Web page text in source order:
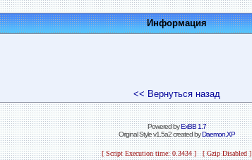
Информация
<< Вернуться назад
Powered byExBB 1.7
Original Style v1.5a2 created byDaemon.XP
[ Script Execution time: 0.3434 ] [ Gzip Disabled ]